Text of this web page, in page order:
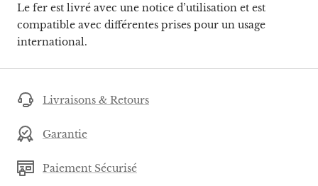
Le fer est livré avec une notice d’utilisation et est
compatible avec différentes prises pour un usage
international.
Livraisons & Retours
Garantie
Paiement Sécurisé